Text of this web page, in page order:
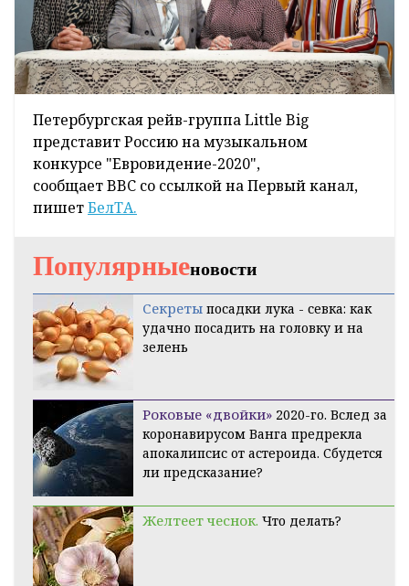
Петербургская рейв-группа Little Big
представит Россию на музыкальном
конкурсе "Евровидение-2020",
сообщаетBBC со ссылкой на Первый канал,
пишетБелТА.
Популярныеновости
Секреты посадки лука - севка: как
удачно посадить на головку и на
зелень
Роковые «двойки» 2020-го. Вслед за
коронавирусом Ванга предрекла
апокалипсис от астероида. Сбудется
ли предсказание?
Желтеет чеснок. Что делать?